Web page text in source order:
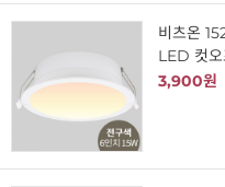
비츠온
LED 컷
3,900원